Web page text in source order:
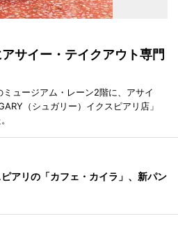
サイー・テイクアウト専門
ュージアム・レーン2階に、アサイ
（シュガリー）イクスピアリ店」
アリの「カフェ・カイラ」、新パン